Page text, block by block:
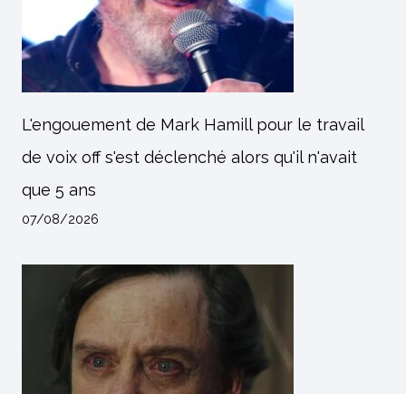
L'engouement de Mark Hamill pour le travail
de voix off s'est déclenché alors qu'il n'avait
que 5 ans
07/08/2026